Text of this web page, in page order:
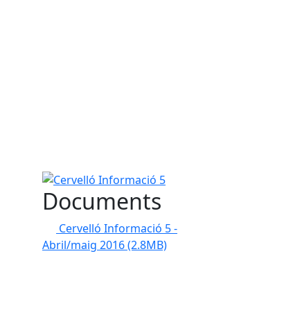
Cervelló Informació 5
Documents
Cervelló Informació 5 -
Abril/maig 2016(2.8MB)